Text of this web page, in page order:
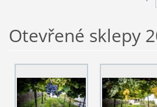
Otevřené sklepy